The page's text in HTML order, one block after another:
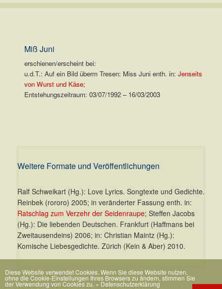
Miß Juni
erschienen/erscheint bei:
u.d.T.: Auf ein Bild überm Tresen: Miss Juni enth. in: Jenseits
von Wurst und Käse;
Entstehungszeitraum: 03/07/1992 – 16/03/2003
Weitere Formate und Veröffentlichungen
Ralf Schweikart (Hg.): Love Lyrics. Songtexte und Gedichte.
Reinbek (rororo) 2005; in veränderter Fassung enth. in:
Ratschlag zum Verzehr der Seidenraupe; Steffen Jacobs
(Hg.): Die liebenden Deutschen. Frankfurt (Haffmans bei
Zweitausendeins) 2006; in: Christian Maintz (Hg.):
Komische Liebesgedichte. Zürich (Kein & Aber) 2010.
Diese Website verwendet Cookies. Wenn Sie diese Website nutzen,
ohne die Cookie-Einstellungen Ihres Browsers zu ändern, stimmen Sie
der Verwendung von Cookies zu. » Datenschutzerklärung